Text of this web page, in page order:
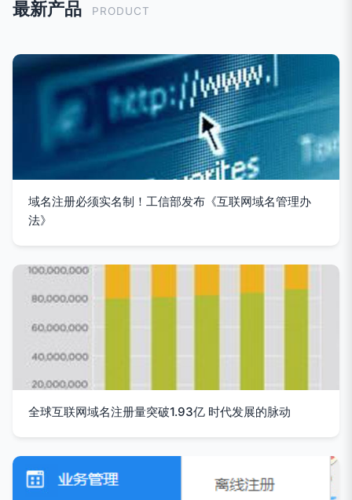
最新产品 PRODUCT
域名注册必须实名制！工信部发布《互联网域名管理办
法》
全球互联网域名注册量突破1.93亿 时代发展的脉动